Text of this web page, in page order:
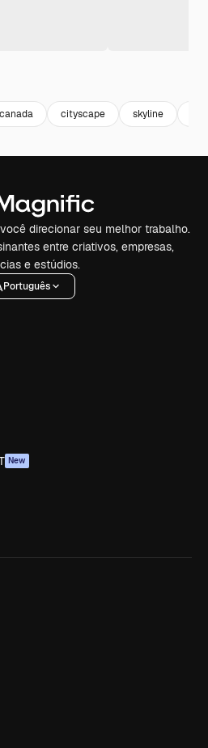
canada cityscape skyline
direcionar seu melhor trabalho.
entre criativos, empresas,
e estúdios.
Português
New